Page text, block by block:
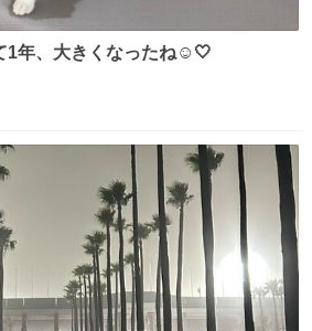
1年、大きくなったね☺️🤍